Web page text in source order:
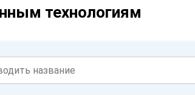
технологиям